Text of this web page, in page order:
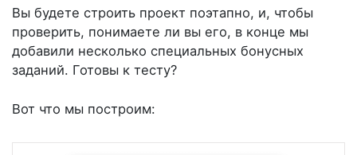
Вы будете строить проект поэтапно, и, чтобы
проверить, понимаете ли вы его, в конце мы
добавили несколько специальных бонусных
заданий. Готовы к тесту?
Вот что мы построим: